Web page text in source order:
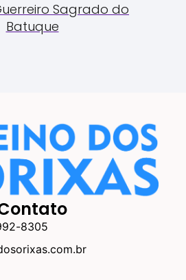
Sagrado do
Batuque
8305